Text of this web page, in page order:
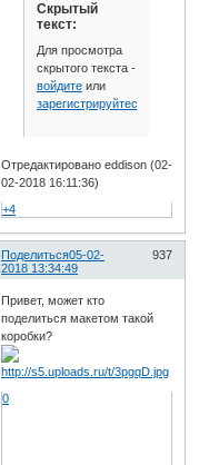
Скрытый
текст:
Для просмотра
скрытого текста -
войдитеили
зарегистрируйтесь
Отредактировано eddison (02-
02-2018 16:11:36)
+4
Поделиться 937
05-02-
2018 13:34:49
Привет, может кто
поделиться макетом такой
коробки?
0